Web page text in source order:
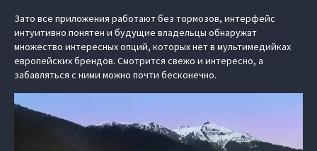
Зато все приложения работают без тормозов, интерфейс
интуитивно понятен и будущие владельцы обнаружат
множество интересных опций, которых нет в мультимедийках
европейских брендов. Смотрится свежо и интересно, а
забавляться с ними можно почти бесконечно.